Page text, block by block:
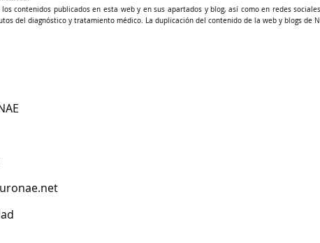
los contenidos publicados en esta web y en sus apartados y blog, así como en redes
del diagnóstico y tratamiento médico. La duplicación del contenido de la web y blogs de